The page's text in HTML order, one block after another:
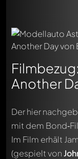
Another
Der hier
mit dem
Im Film erhält
(gespielt von